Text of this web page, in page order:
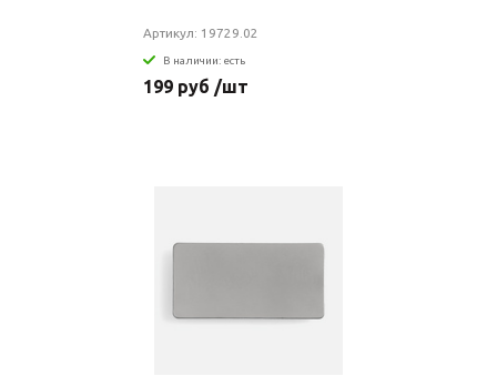
Артикул: 19729.02
В наличии: есть
199 руб /шт